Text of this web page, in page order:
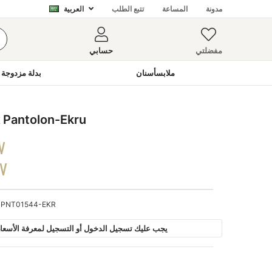
العربية تتبع الطلب المساعة مدونة
حسابي مفضلتي
بدلة ملابسأسنان
Ekru
PNT01544-EKR
يجب عليك تسجيل الدخول أو التسجيل لمعرفة